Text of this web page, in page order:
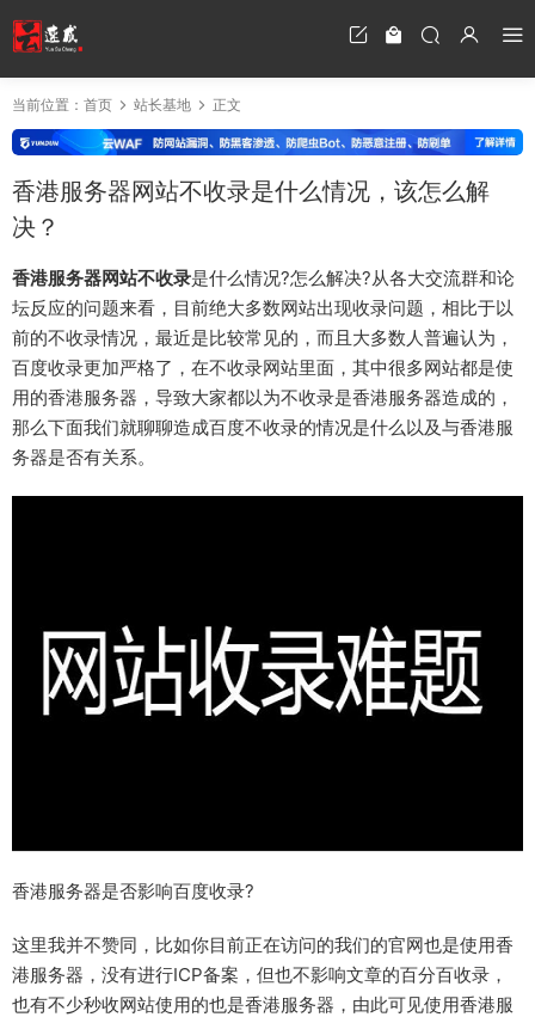
当前位置： 首页 站长基地 正文
香港服务器网站不收录是什么情况，该怎么解
决？
香港服务器网站不收录是什么情况?怎么解决?从各大交流群和论
坛反应的问题来看，目前绝大多数网站出现收录问题，相比于以
前的不收录情况，最近是比较常见的，而且大多数人普遍认为，
百度收录更加严格了，在不收录网站里面，其中很多网站都是使
用的香港服务器，导致大家都以为不收录是香港服务器造成的，
那么下面我们就聊聊造成百度不收录的情况是什么以及与香港服
务器是否有关系。
香港服务器是否影响百度收录?
这里我并不赞同，比如你目前正在访问的我们的官网也是使用香
港服务器，没有进行ICP备案，但也不影响文章的百分百收录，
也有不少秒收网站使用的也是香港服务器，由此可见使用香港服